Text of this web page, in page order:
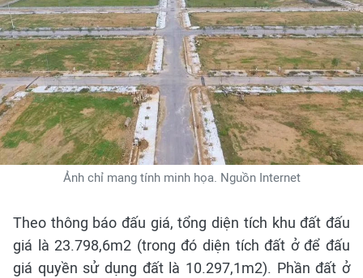
Ảnh chỉ mang tính minh họa. Nguồn Internet
Theo thông báo đấu giá, tổng diện tích khu đất đấu
giá là 23.798,6m2 (trong đó diện tích đất ở để đấu
giá quyền sử dụng đất là 10.297,1m2). Phần đất ở